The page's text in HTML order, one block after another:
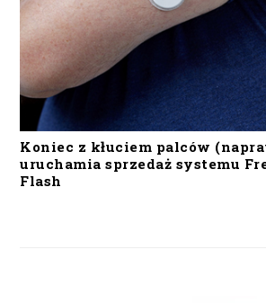
Koniec z kłuciem palców
uruchamia sprzedaż systemu
Flash